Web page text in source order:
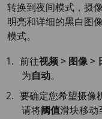
转换到夜间模式，摄
明亮和详细的黑白图
模式。
前往视频 > 图像 >
为自动。
要确定您希望摄像
请将阈值滑块移动